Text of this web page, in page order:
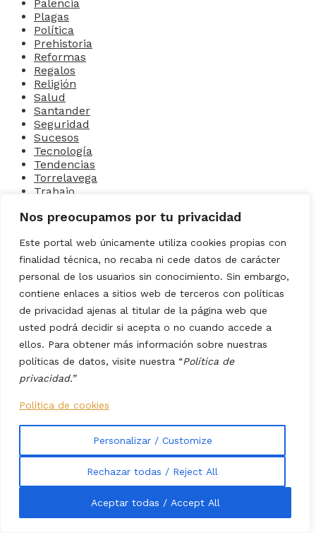
Nos preocupamos por tu privacidad
Este portal web únicamente utiliza cookies propias con
finalidad técnica, no recaba ni cede datos de carácter
personal de los usuarios sin conocimiento. Sin embargo,
contiene enlaces a sitios web de terceros con políticas
de privacidad ajenas al titular de la página web que
usted podrá decidir si acepta o no cuando accede a
ellos. Para obtener más información sobre nuestras
políticas de datos, visite nuestra “Política de
privacidad.”
Política de cookies
Personalizar / Customize
Rechazar todas / Reject All
Aceptar todas / Accept All
Palencia
Plagas
Política
Prehistoria
Reformas
Regalos
Religión
Salud
Santander
Seguridad
Sucesos
Tecnología
Tendencias
Torrelavega
Trabajo
Transporte
Valencia
Viajes
Ya sólo queda morir
Links
Acceder
Feed de entradas
Feed de comentarios
WordPress.org
Sobre nosotros
Periódico de noticias curiosas y diferentes.
Contacto
© 2024Noticias- Contenidos de calidad
contrastado.com.